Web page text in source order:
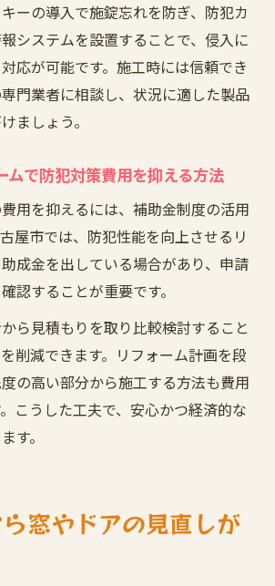
ーの導入で施錠忘れを防ぎ、防犯カ
システムを設置することで、侵入に
応が可能です。施工時には信頼でき
門業者に相談し、状況に適した製品
ましょう。
ムで防犯対策費用を抑える方法
用を抑えるには、補助金制度の活用
屋市では、防犯性能を向上させるリ
成金を出している場合があり、申請
認することが重要です。
ら見積もりを取り比較検討すること
削減できます。リフォーム計画を段
の高い部分から施工する方法も費用
こうした工夫で、安心かつ経済的な
す。
窓やドアの見直しが